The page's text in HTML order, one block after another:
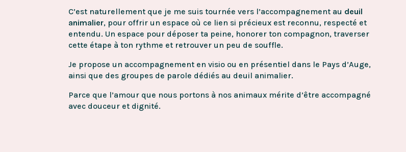
C’est naturellement que je me suis tournée vers l’accompagnement au deuil
animalier, pour offrir un espace où ce lien si précieux est reconnu, respecté et
entendu. Un espace pour déposer ta peine, honorer ton compagnon, traverser
cette étape à ton rythme et retrouver un peu de souffle.
Je propose un accompagnement en visio ou en présentiel dans le Pays d’Auge,
ainsi que des groupes de parole dédiés au deuil animalier.
Parce que l’amour que nous portons à nos animaux mérite d’être accompagné
avec douceur et dignité.